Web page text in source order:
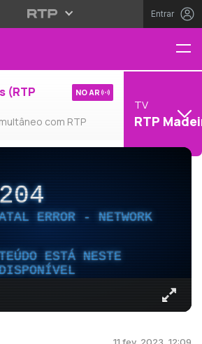
Entrar
(RTP
com RTP
NO AR
TV
RTP
ERROR - NETWORK
ESTÁ NESTE
11 fev, 2023, 12:09